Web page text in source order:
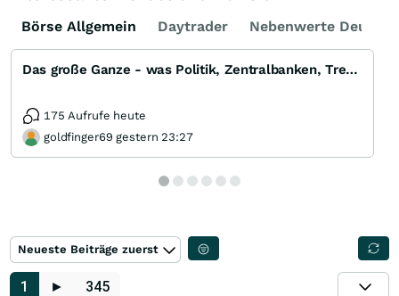
Börse Allgemein Daytrader Nebenwerte
Das große Ganze - was Politik, Zentralbanken, Trends, Medien und Gesellschaft mit Aktien, Rohstoffen
175 Aufrufe heute
goldfinger69 gestern 23:27
Neueste Beiträge zuerst
1 ► 345